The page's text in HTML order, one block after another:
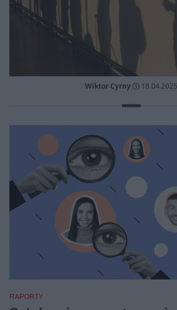
Wiktor Cyrny 18.04.2025
RAPORTY